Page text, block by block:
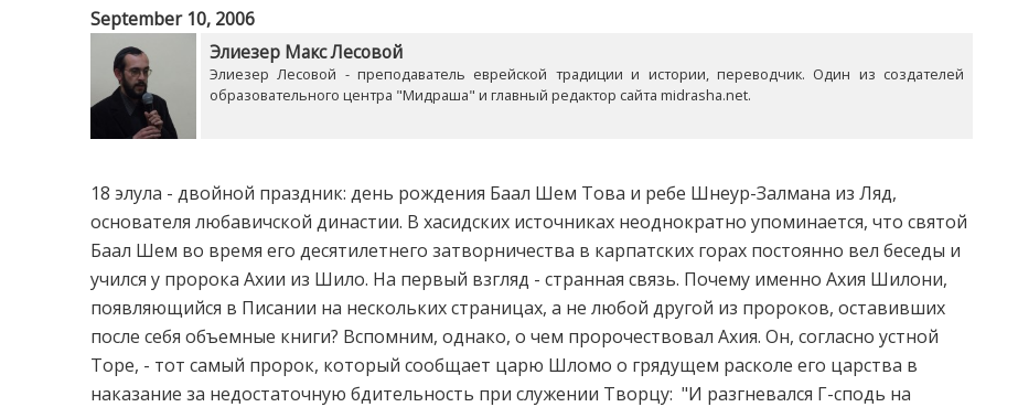
September 10, 2006
Элиезер Макс Лесовой
Элиезер Лесовой - преподаватель еврейской традиции и истории, переводчик. Один из создателей
образовательного центра "Мидраша" и главный редактор сайта midrasha.net.
18 элула - двойной праздник: день рождения Баал Шем Това и ребе Шнеур-Залмана из Ляд,
основателя любавичской династии. В хасидских источниках неоднократно упоминается, что святой
Баал Шем во время его десятилетнего затворничества в карпатских горах постоянно вел беседы и
учился у пророка Ахии из Шило. На первый взгляд - странная связь. Почему именно Ахия Шилони,
появляющийся в Писании на нескольких страницах, а не любой другой из пророков, оставивших
после себя объемные книги? Вспомним, однако, о чем пророчествовал Ахия. Он, согласно устной
Торе, - тот самый пророк, который сообщает царю Шломо о грядущем расколе его царства в
наказание за недостаточную бдительность при служении Творцу: "И разгневался Г-сподь на